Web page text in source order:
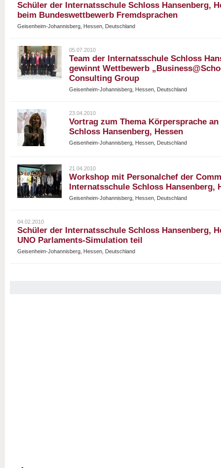
Schüler der Internatsschule Schloss Hansenberg,
beim Bundeswettbewerb Fremdsprachen
Geisenheim-Johannisberg, Hessen, Deutschland
05.07.2010
Team der Internatsschule Schloss
gewinnt Wettbewerb
Consulting Group
Geisenheim-Johannisberg, Hessen, Deutschland
23.04.2010
Vortrag zum Thema Körpersprache
Schloss Hansenberg, Hessen
Geisenheim-Johannisberg, Hessen, Deutschland
21.04.2010
Workshop mit Personalchef der
Internatsschule Schloss Hansenberg,
Geisenheim-Johannisberg, Hessen, Deutschland
04.02.2010
Schüler der Internatsschule Schloss Hansenberg,
UNO Parlaments-Simulation teil
Geisenheim-Johannisberg, Hessen, Deutschland